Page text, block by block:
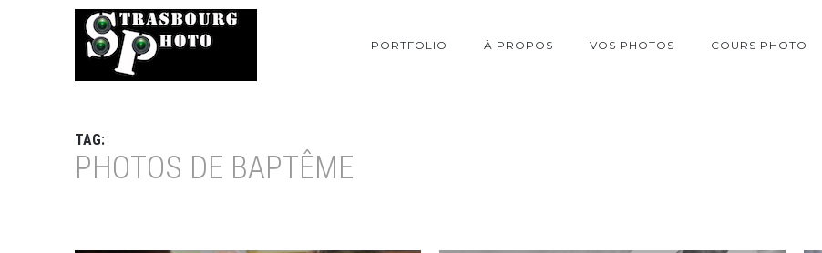
PORTFOLIO À PROPOS VOS PHOTOS COURS PHOTO
TAG:
PHOTOS DE BAPTÊME